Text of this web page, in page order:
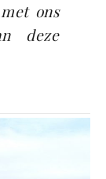
ons
deze